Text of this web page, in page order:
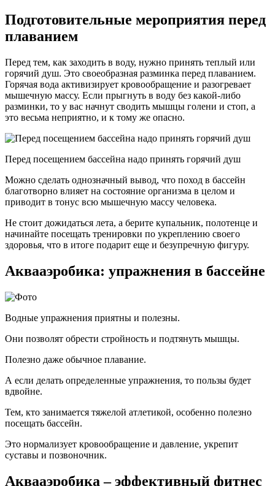
Подготовительные мероприятия перед
плаванием
Перед тем, как заходить в воду, нужно принять теплый или
горячий душ. Это своеобразная разминка перед плаванием.
Горячая вода активизирует кровообращение и разогревает
мышечную массу. Если прыгнуть в воду без какой-либо
разминки, то у вас начнут сводить мышцы голени и стоп, а
это весьма неприятно, и к тому же опасно.
Перед посещением бассейна надо принять горячий душ
Можно сделать однозначный вывод, что поход в бассейн
благотворно влияет на состояние организма в целом и
приводит в тонус всю мышечную массу человека.
Не стоит дожидаться лета, а берите купальник, полотенце и
начинайте посещать тренировки по укреплению своего
здоровья, что в итоге подарит еще и безупречную фигуру.
Аквааэробика: упражнения в бассейне
Водные упражнения приятны и полезны.
Они позволят обрести стройность и подтянуть мышцы.
Полезно даже обычное плавание.
А если делать определенные упражнения, то пользы будет
вдвойне.
Тем, кто занимается тяжелой атлетикой, особенно полезно
посещать бассейн.
Это нормализует кровообращение и давление, укрепит
суставы и позвоночник.
Аквааэробика – эффективный фитнес